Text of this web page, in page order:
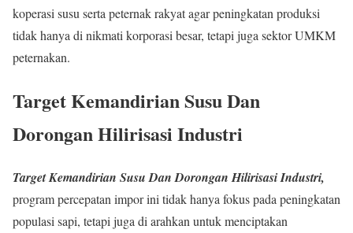
koperasi susu serta peternak rakyat agar peningkatan produksi
tidak hanya di nikmati korporasi besar, tetapi juga sektor UMKM
peternakan.
Target Kemandirian Susu Dan
Dorongan Hilirisasi Industri
Target Kemandirian Susu Dan Dorongan Hilirisasi Industri,
program percepatan impor ini tidak hanya fokus pada peningkatan
populasi sapi, tetapi juga di arahkan untuk menciptakan